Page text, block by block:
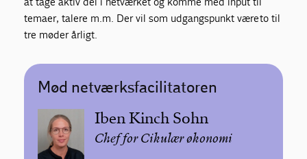
temaer, talere m.m. Der vil som udgangspunkt være to til
tre møder årligt.
Mød netværksfacilitatoren
Iben Kinch Sohn
Chef for Cikulær økonomi